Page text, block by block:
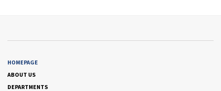
HOMEPAGE
ABOUT US
DEPARTMENTS